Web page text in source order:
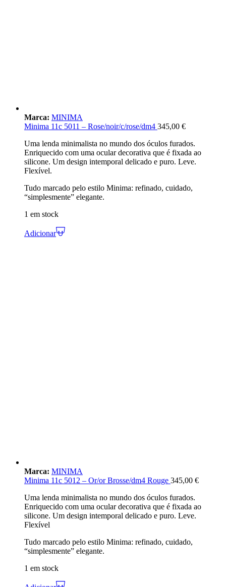
Marca: MINIMA
Minima 11c 5011 – Rose/noir/c/rose/dm4 345,00 €
Uma lenda minimalista no mundo dos óculos furados.
Enriquecido com uma ocular decorativa que é fixada ao
silicone. Um design intemporal delicado e puro. Leve.
Flexível.
Tudo marcado pelo estilo Minima: refinado, cuidado,
“simplesmente” elegante.
1 em stock
Adicionar
Marca: MINIMA
Minima 11c 5012 – Or/or Brosse/dm4 Rouge 345,00 €
Uma lenda minimalista no mundo dos óculos furados.
Enriquecido com uma ocular decorativa que é fixada ao
silicone. Um design intemporal delicado e puro. Leve.
Flexível
Tudo marcado pelo estilo Minima: refinado, cuidado,
“simplesmente” elegante.
1 em stock